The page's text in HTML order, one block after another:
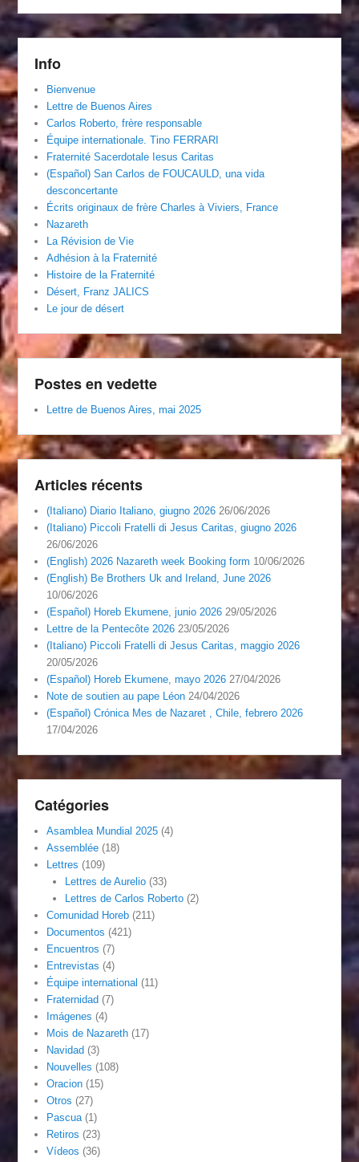
Info
Bienvenue
Lettre de Buenos Aires
Carlos Roberto, frère responsable
Équipe internationale. Tino FERRARI
Fraternité Sacerdotale Iesus Caritas
(Español) San Carlos de FOUCAULD, una vida
desconcertante
Écrits originaux de frère Charles à Viviers, France
Nazareth
La Révision de Vie
Adhésion à la Fraternité
Histoire de la Fraternité
Désert, Franz JALICS
Le jour de désert
Postes en vedette
Lettre de Buenos Aires, mai 2025
Articles récents
(Italiano) Diario Italiano, giugno 2026 26/06/2026
(Italiano) Piccoli Fratelli di Jesus Caritas, giugno 2026
26/06/2026
(English) 2026 Nazareth week Booking form 10/06/2026
(English) Be Brothers Uk and Ireland, June 2026
10/06/2026
(Español) Horeb Ekumene, junio 2026 29/05/2026
Lettre de la Pentecôte 2026 23/05/2026
(Italiano) Piccoli Fratelli di Jesus Caritas, maggio 2026
20/05/2026
(Español) Horeb Ekumene, mayo 2026 27/04/2026
Note de soutien au pape Léon 24/04/2026
(Español) Crónica Mes de Nazaret , Chile, febrero 2026
17/04/2026
Catégories
Asamblea Mundial 2025 (4)
Assemblée (18)
Lettres (109)
Lettres de Aurelio(33)
Lettres de Carlos Roberto(2)
Comunidad Horeb (211)
Documentos (421)
Encuentros (7)
Entrevistas (4)
Équipe international (11)
Fraternidad (7)
Imágenes (4)
Mois de Nazareth (17)
Navidad (3)
Nouvelles (108)
Oracion (15)
Otros (27)
Pascua(1)
Retiros (23)
Vídeos (36)